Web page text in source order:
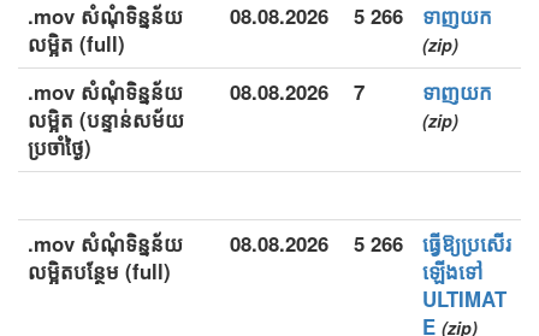
.mov សំណុំទិន្នន័យ
លម្អិត (full)
08.08.2026 5 266 ទាញយក
(zip)
.mov សំណុំទិន្នន័យ
លម្អិត (បន្ទាន់សម័យ
ប្រចាំថ្ងៃ)
08.08.2026 7 ទាញយក
(zip)
.mov សំណុំទិន្នន័យ
លម្អិតបន្ថែម (full)
08.08.2026 5 266
ធ្វើឱ្យប្រសើរ
ឡើងទៅ
ULTIMAT
E (zip)